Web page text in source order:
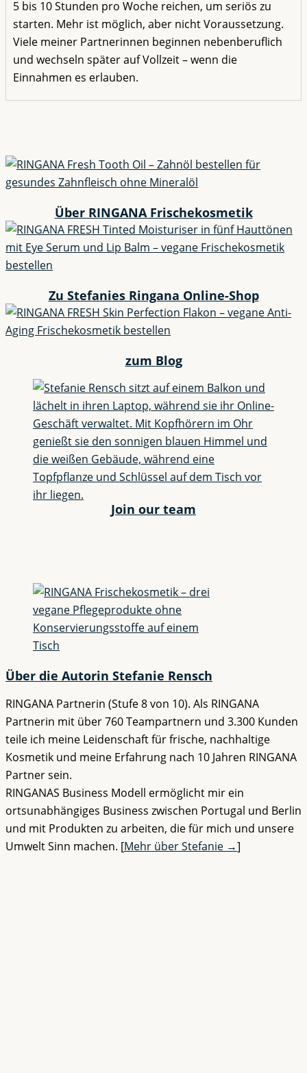
5 bis 10 Stunden pro Woche reichen, um seriös zu
starten. Mehr ist möglich, aber nicht Voraussetzung.
Viele meiner Partnerinnen beginnen nebenberuflich
und wechseln später auf Vollzeit – wenn die
Einnahmen es erlauben.
Über RINGANA Frischekosmetik
Zu Stefanies Ringana Online-Shop
zum Blog
Join our team
Über die Autorin Stefanie Rensch
RINGANA Partnerin (Stufe 8 von 10). Als RINGANA
Partnerin mit über 760 Teampartnern und 3.300 Kunden
teile ich meine Leidenschaft für frische, nachhaltige
Kosmetik und meine Erfahrung nach 10 Jahren RINGANA
Partner sein.
RINGANAS Business Modell ermöglicht mir ein
ortsunabhängiges Business zwischen Portugal und Berlin
und mit Produkten zu arbeiten, die für mich und unsere
Umwelt Sinn machen. [Mehr über Stefanie →]